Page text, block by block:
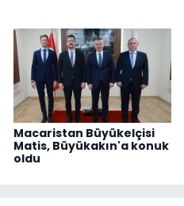
Macaristan Büyükelçisi
Matis, Büyükakın'a konuk
oldu